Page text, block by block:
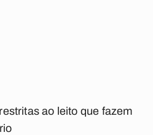
ao leito que fazem